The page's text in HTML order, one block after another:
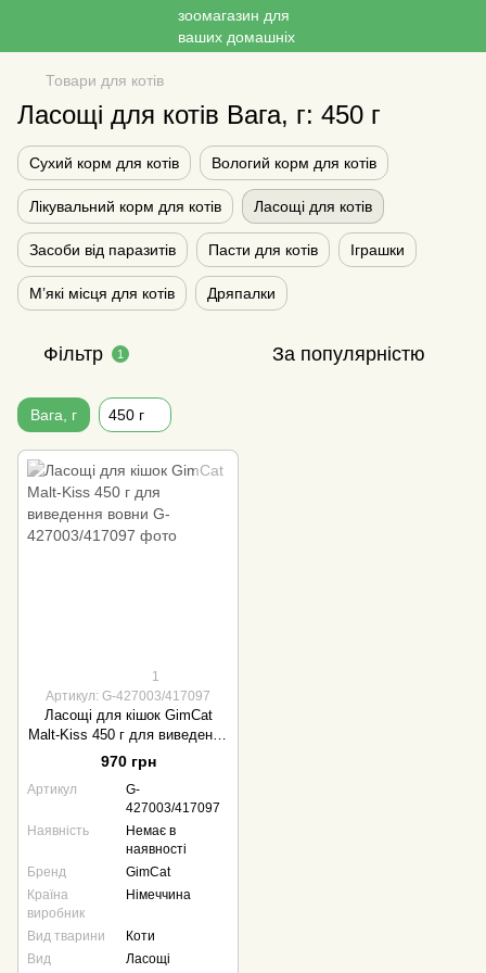
Товари для котів
Ласощі для котів Вага, г: 450 г
Сухий корм для котів Вологий корм для котів
Лікувальний корм для котів Ласощі для котів
Засоби від паразитів Пасти для котів Іграшки
М’які місця для котів Дряпалки
Фільтр 1 За популярністю
Вага, г 450 г
1
Артикул: G-427003/417097
Ласощі для кішок GimCat
Malt-Kiss 450 г для виведення
вовни
970 грн
Артикул
G-
427003/417097
Наявність
Немає в
наявності
Бренд
GimCat
Країна
виробник
Німеччина
Вид тварини
Коти
Вид
Ласощі